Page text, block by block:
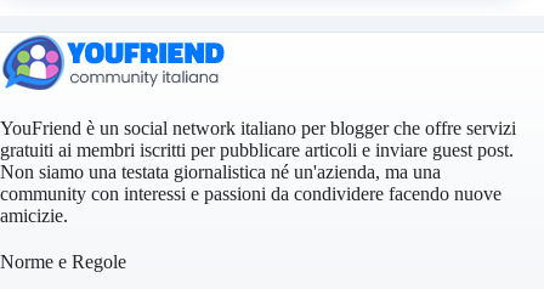
YouFriend è un social network italiano per blogger che offre servizi
gratuiti ai membri iscritti per pubblicare articoli e inviare guest post.
Non siamo una testata giornalistica né un'azienda, ma una
community con interessi e passioni da condividere facendo nuove
amicizie.
Norme e Regole